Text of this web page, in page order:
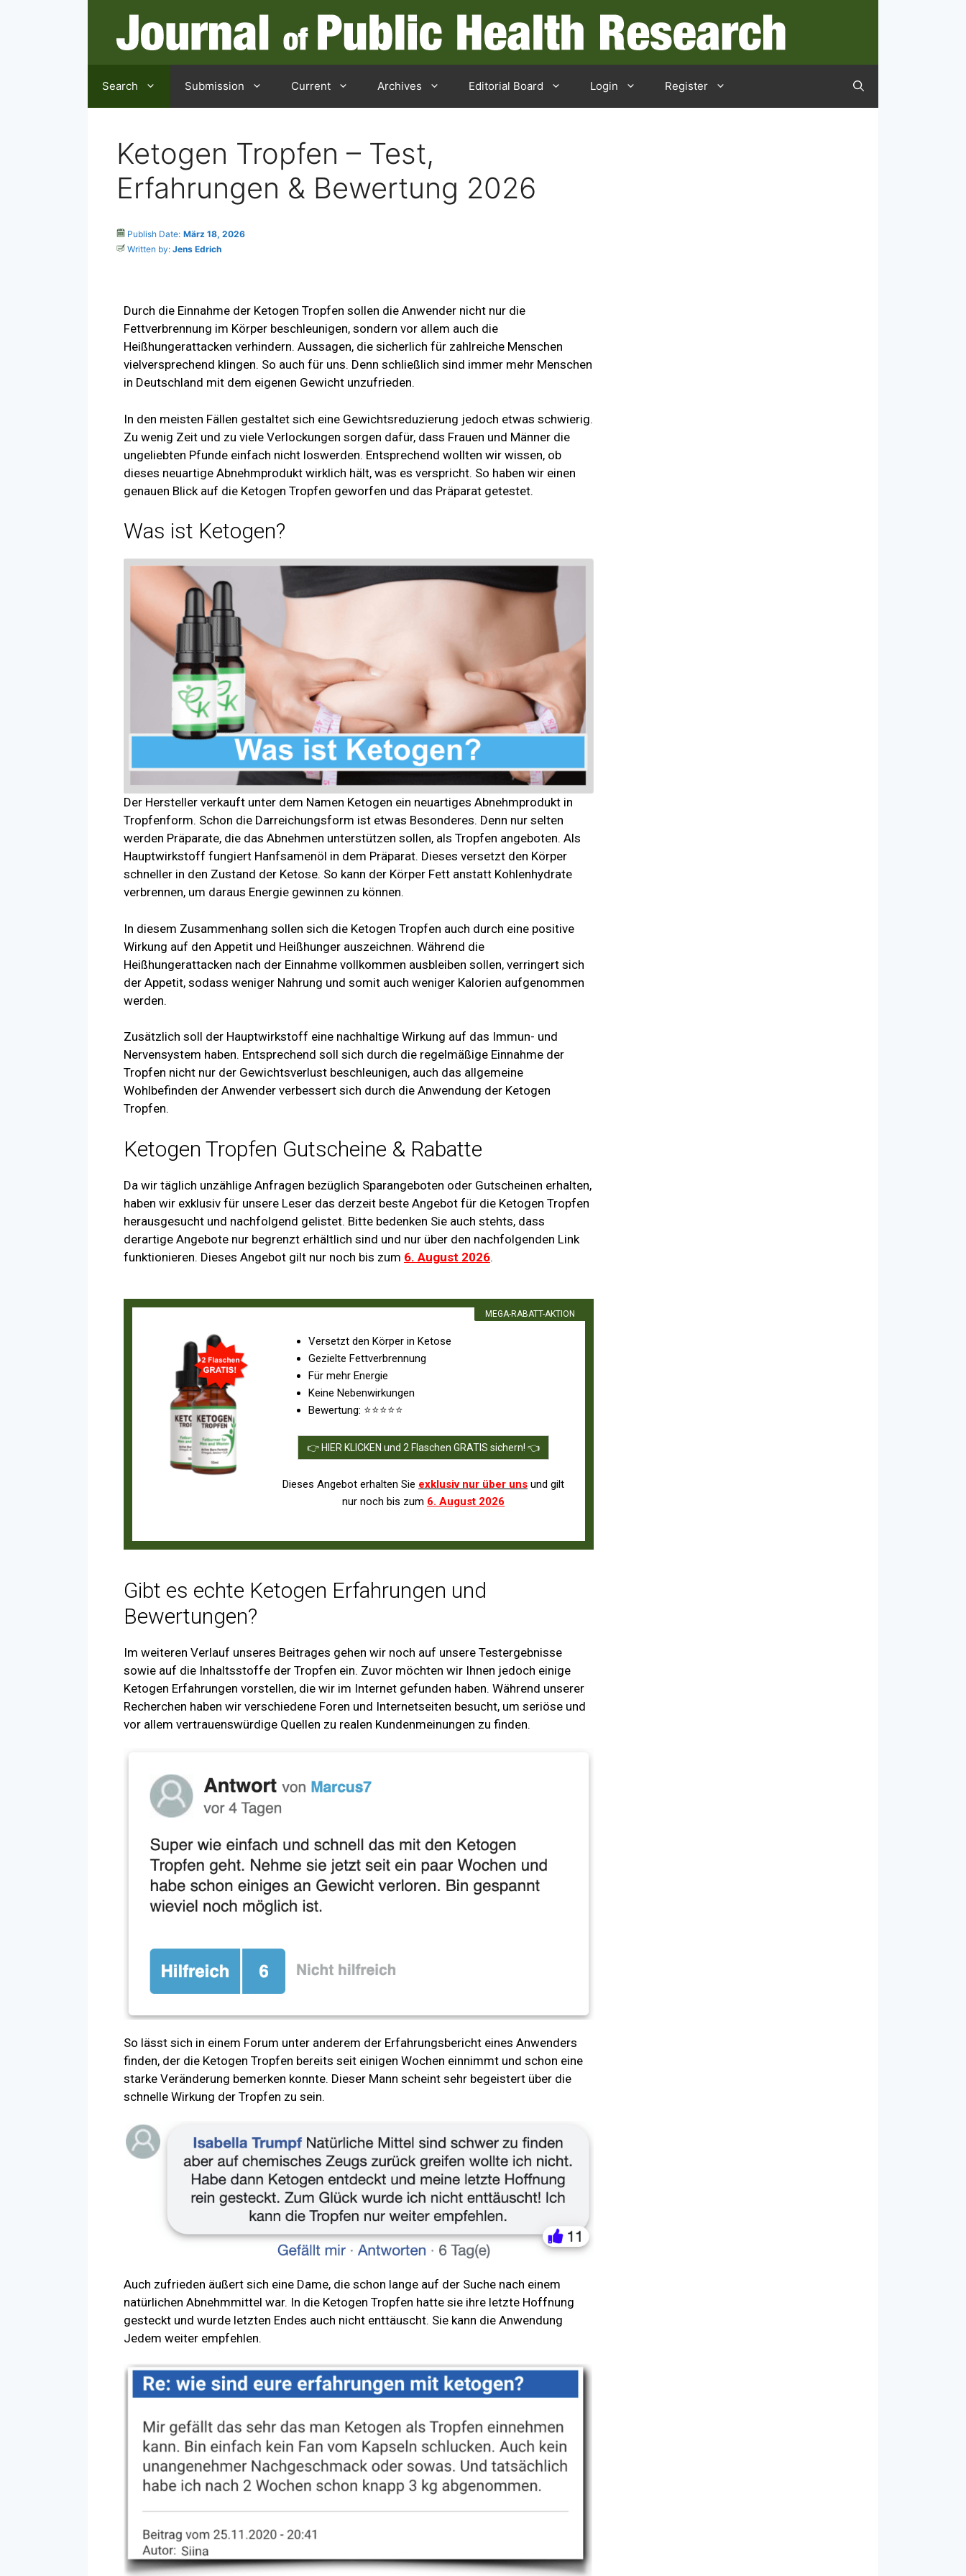
Search Submission Current Archives Editorial Board Login Register
Ketogen Tropfen – Test,
Erfahrungen & Bewertung 2026
Publish Date: März 18, 2026
Written by: Jens Edrich
Durch die Einnahme der Ketogen Tropfen sollen die Anwender nicht nur die
Fettverbrennung im Körper beschleunigen, sondern vor allem auch die
Heißhungerattacken verhindern. Aussagen, die sicherlich für zahlreiche Menschen
vielversprechend klingen. So auch für uns. Denn schließlich sind immer mehr Menschen
in Deutschland mit dem eigenen Gewicht unzufrieden.
In den meisten Fällen gestaltet sich eine Gewichtsreduzierung jedoch etwas schwierig.
Zu wenig Zeit und zu viele Verlockungen sorgen dafür, dass Frauen und Männer die
ungeliebten Pfunde einfach nicht loswerden. Entsprechend wollten wir wissen, ob
dieses neuartige Abnehmprodukt wirklich hält, was es verspricht. So haben wir einen
genauen Blick auf die Ketogen Tropfen geworfen und das Präparat getestet.
Was ist Ketogen?
Der Hersteller verkauft unter dem Namen Ketogen ein neuartiges Abnehmprodukt in
Tropfenform. Schon die Darreichungsform ist etwas Besonderes. Denn nur selten
werden Präparate, die das Abnehmen unterstützen sollen, als Tropfen angeboten. Als
Hauptwirkstoff fungiert Hanfsamenöl in dem Präparat. Dieses versetzt den Körper
schneller in den Zustand der Ketose. So kann der Körper Fett anstatt Kohlenhydrate
verbrennen, um daraus Energie gewinnen zu können.
In diesem Zusammenhang sollen sich die Ketogen Tropfen auch durch eine positive
Wirkung auf den Appetit und Heißhunger auszeichnen. Während die
Heißhungerattacken nach der Einnahme vollkommen ausbleiben sollen, verringert sich
der Appetit, sodass weniger Nahrung und somit auch weniger Kalorien aufgenommen
werden.
Zusätzlich soll der Hauptwirkstoff eine nachhaltige Wirkung auf das Immun- und
Nervensystem haben. Entsprechend soll sich durch die regelmäßige Einnahme der
Tropfen nicht nur der Gewichtsverlust beschleunigen, auch das allgemeine
Wohlbefinden der Anwender verbessert sich durch die Anwendung der Ketogen
Tropfen.
Ketogen Tropfen Gutscheine & Rabatte
Da wir täglich unzählige Anfragen bezüglich Sparangeboten oder Gutscheinen erhalten,
haben wir exklusiv für unsere Leser das derzeit beste Angebot für die Ketogen Tropfen
herausgesucht und nachfolgend gelistet. Bitte bedenken Sie auch stehts, dass
derartige Angebote nur begrenzt erhältlich sind und nur über den nachfolgenden Link
funktionieren. Dieses Angebot gilt nur noch bis zum 6. August 2026.
MEGA-RABATT-AKTION
Versetzt den Körper in Ketose
Gezielte Fettverbrennung
Für mehr Energie
Keine Nebenwirkungen
Bewertung: ⭐⭐⭐⭐⭐
👉 HIER KLICKEN und 2 Flaschen GRATIS sichern! 👈
Dieses Angebot erhalten Sie exklusiv nur über uns und gilt
nur noch bis zum 6. August 2026
Gibt es echte Ketogen Erfahrungen und
Bewertungen?
Im weiteren Verlauf unseres Beitrages gehen wir noch auf unsere Testergebnisse
sowie auf die Inhaltsstoffe der Tropfen ein. Zuvor möchten wir Ihnen jedoch einige
Ketogen Erfahrungen vorstellen, die wir im Internet gefunden haben. Während unserer
Recherchen haben wir verschiedene Foren und Internetseiten besucht, um seriöse und
vor allem vertrauenswürdige Quellen zu realen Kundenmeinungen zu finden.
So lässt sich in einem Forum unter anderem der Erfahrungsbericht eines Anwenders
finden, der die Ketogen Tropfen bereits seit einigen Wochen einnimmt und schon eine
starke Veränderung bemerken konnte. Dieser Mann scheint sehr begeistert über die
schnelle Wirkung der Tropfen zu sein.
Auch zufrieden äußert sich eine Dame, die schon lange auf der Suche nach einem
natürlichen Abnehmmittel war. In die Ketogen Tropfen hatte sie ihre letzte Hoffnung
gesteckt und wurde letzten Endes auch nicht enttäuscht. Sie kann die Anwendung
Jedem weiter empfehlen.